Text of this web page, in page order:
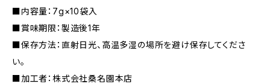
■内容量：7g×10袋入
■賞味期限：製造後1年
■保存方法：直射日光、高温多湿の場所を避け保存してくださ
い。
■加工者：株式会社桑名園本店